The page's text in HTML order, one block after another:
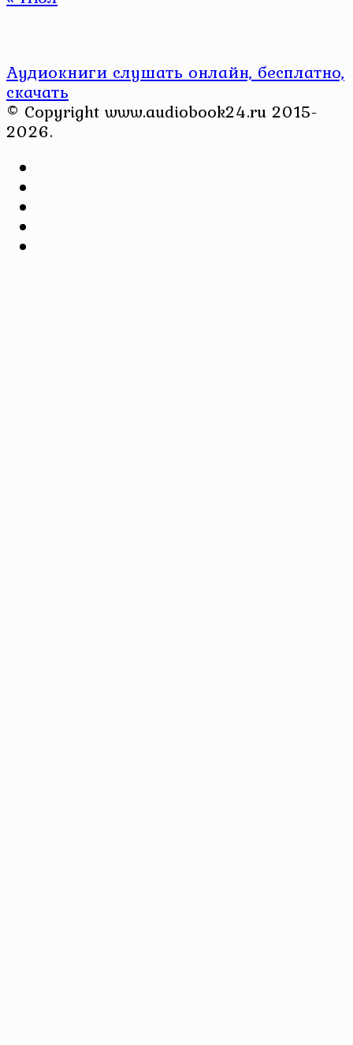
Аудиокниги слушать онлайн, бесплатно,
скачать
© Copyright www.audiobook24.ru 2015-
2026.